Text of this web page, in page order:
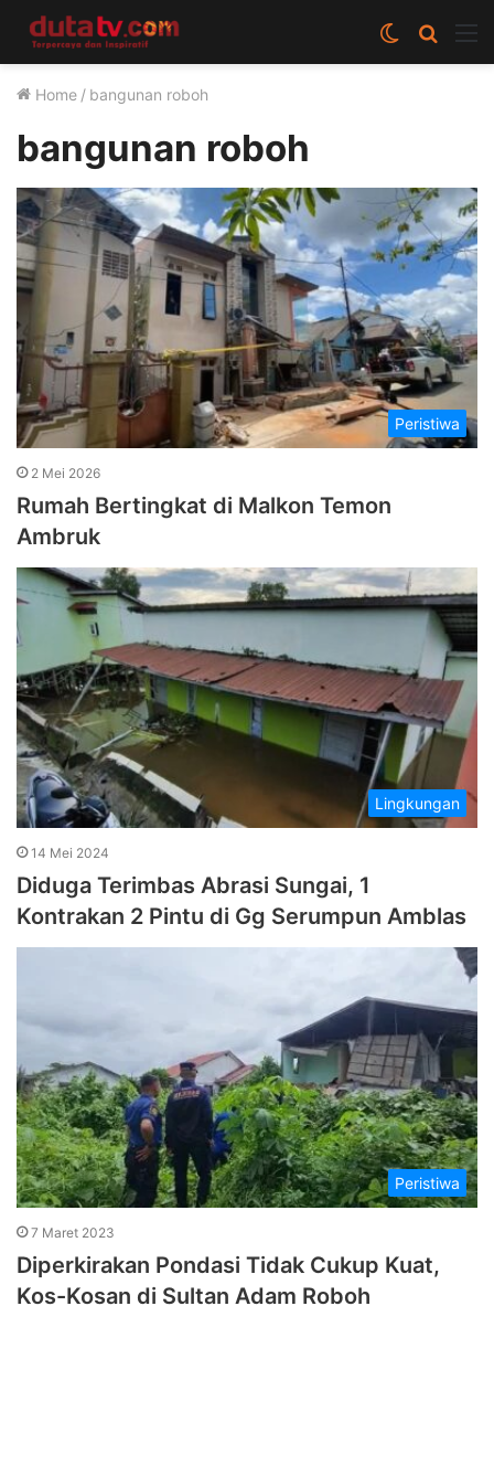
Cari
berita
Switch
skin
Home / bangunan roboh
bangunan roboh
Peristiwa
2 Mei 2026
Rumah Bertingkat di Malkon Temon
Ambruk
Lingkungan
14 Mei 2024
Diduga Terimbas Abrasi Sungai, 1
Kontrakan 2 Pintu di Gg Serumpun Amblas
Peristiwa
7 Maret 2023
Diperkirakan Pondasi Tidak Cukup Kuat,
Kos-Kosan di Sultan Adam Roboh